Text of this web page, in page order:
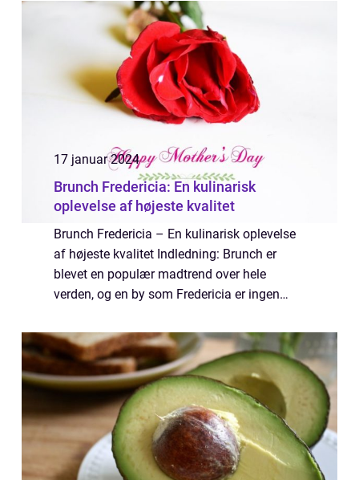
drikkeel...
17 januar 2024
Brunch Fredericia: En kulinarisk
oplevelse af højeste kvalitet
Brunch Fredericia – En kulinarisk oplevelse
af højeste kvalitet Indledning: Brunch er
blevet en populær madtrend over hele
verden, og en by som Fredericia er ingen
og kreative tilgang til gastronomi, ti...